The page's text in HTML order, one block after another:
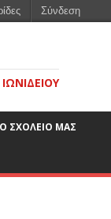
ΣΧΟΛΕΊΟ ΜΑΣ
Σύνδεση